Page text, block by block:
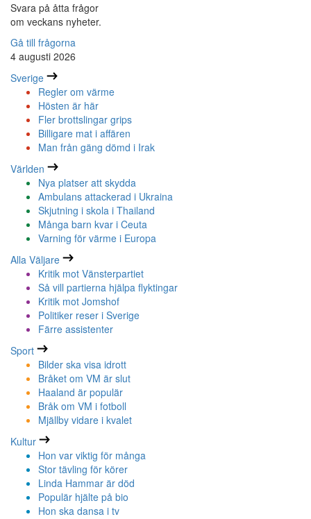
Svara på åtta frågor
om veckans nyheter.
Gå till frågorna
4 augusti 2026
Sverige
Regler om värme
Hösten är här
Fler brottslingar grips
Billigare mat i affären
Man från gäng dömd i Irak
Världen
Nya platser att skydda
Ambulans attackerad i Ukraina
Skjutning i skola i Thailand
Många barn kvar i Ceuta
Varning för värme i Europa
Alla Väljare
Kritik mot Vänsterpartiet
Så vill partierna hjälpa flyktingar
Kritik mot Jomshof
Politiker reser i Sverige
Färre assistenter
Sport
Bilder ska visa idrott
Bråket om VM är slut
Haaland är populär
Bråk om VM i fotboll
Mjällby vidare i kvalet
Kultur
Hon var viktig för många
Stor tävling för körer
Linda Hammar är död
Populär hjälte på bio
Hon ska dansa i tv